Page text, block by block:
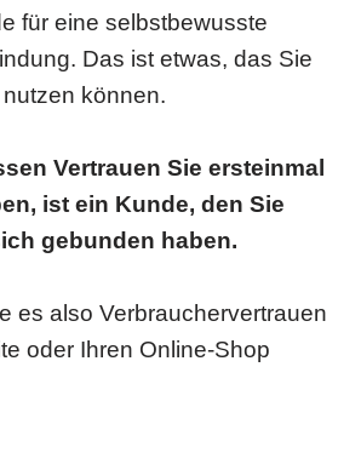
für eine selbstbewusste
Das ist etwas, das Sie
können.
Vertrauen Sie ersteinmal
ist ein Kunde, den Sie
gebunden haben.
es also Verbrauchervertrauen
oder Ihren Online-Shop